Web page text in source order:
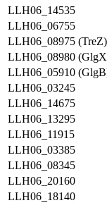
LLH06_14535
LLH06_06755
LLH06_08975
LLH06_08980
LLH06_05910
LLH06_03245
LLH06_14675
LLH06_13295
LLH06_11915
LLH06_03385
LLH06_08345
LLH06_20160
LLH06_18140